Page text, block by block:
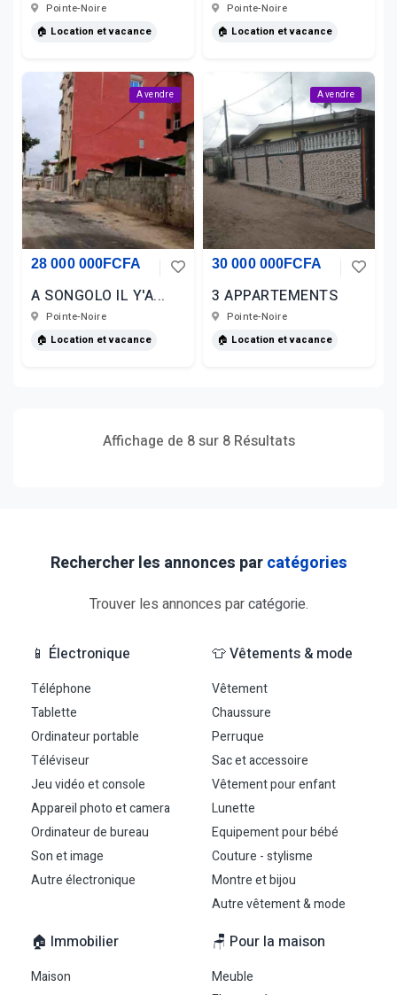
Pointe-Noire
🏠 Location et vacance
Pointe-Noire
🏠 Location et vacance
A vendre
28 000 000FCFA
A SONGOLO IL Y'A...
Pointe-Noire
🏠 Location et vacance
A vendre
30 000 000FCFA
3 APPARTEMENTS
Pointe-Noire
🏠 Location et vacance
Affichage de 8 sur 8 Résultats
Rechercher les annonces parcatégories
Trouver les annonces parcatégorie.
📱 Électronique
Téléphone
Tablette
Ordinateur portable
Téléviseur
Jeu vidéo et console
Appareil photo et camera
Ordinateur de bureau
Son et image
Autre électronique
👕 Vêtements & mode
Vêtement
Chaussure
Perruque
Sac et accessoire
Vêtement pour enfant
Lunette
Equipement pour bébé
Couture - stylisme
Montre et bijou
Autre vêtement & mode
🏠 Immobilier
Maison
🪑 Pour la maison
Meuble